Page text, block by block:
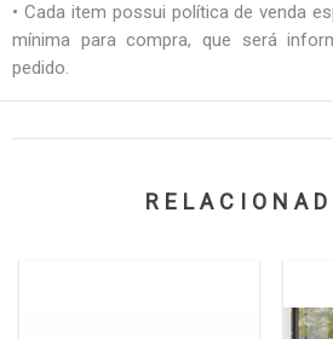
• Cada item possui política de venda
mínima para compra, que será
pedido.